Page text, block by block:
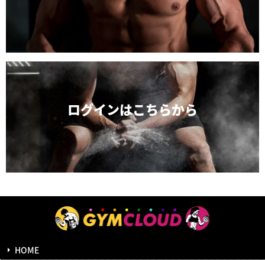
ログインはこちらから
HOME